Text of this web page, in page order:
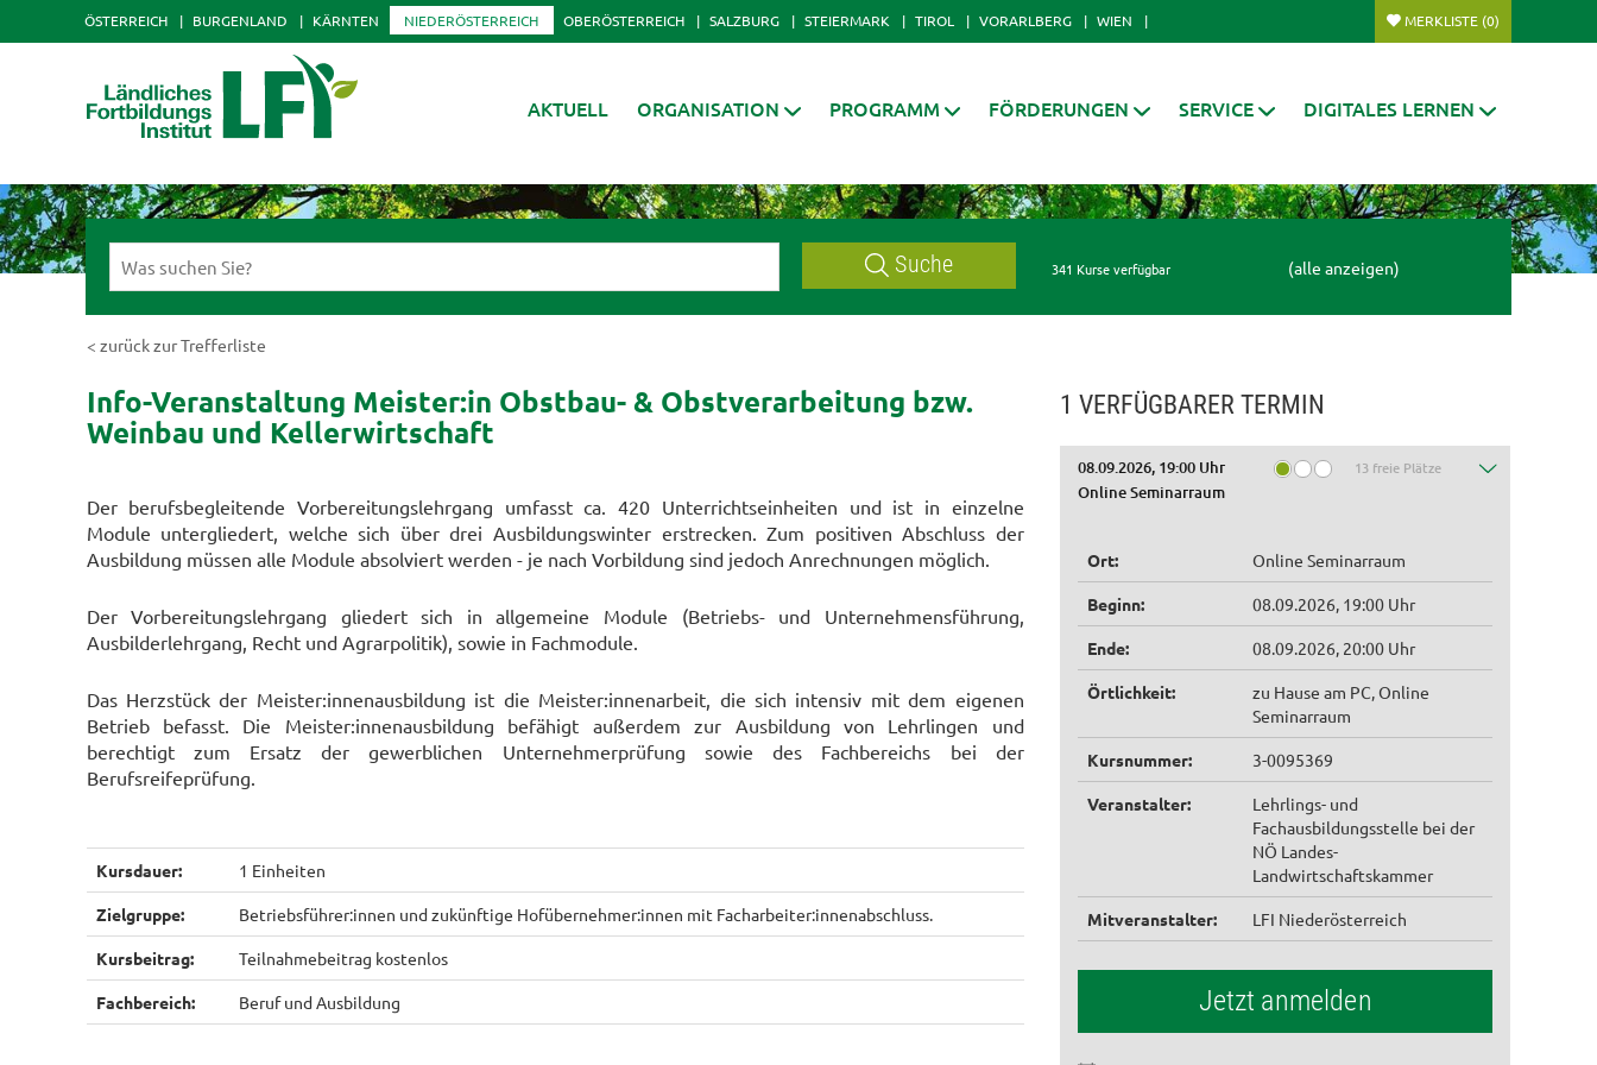
ÖSTERREICH BURGENLAND KÄRNTEN NIEDERÖSTERREICH OBERÖSTERREICH SALZBURG STEIERMARK TIROL VORARLBERG WIEN MERKLISTE (0)
AKTUELL ORGANISATION PROGRAMM FÖRDERUNGEN SERVICE DIGITALES LERNEN
Suche 341 Kurse verfügbar (alle anzeigen)
< zurück zur Trefferliste
Info-Veranstaltung Meister:in Obstbau- & Obstverarbeitung bzw.
Weinbau und Kellerwirtschaft
Der berufsbegleitende Vorbereitungslehrgang umfasst ca. 420 Unterrichtseinheiten und ist in einzelne
Module untergliedert, welche sich über drei Ausbildungswinter erstrecken. Zum positiven Abschluss der
Ausbildung müssen alle Module absolviert werden - je nach Vorbildung sind jedoch Anrechnungen möglich.
Der Vorbereitungslehrgang gliedert sich in allgemeine Module (Betriebs- und Unternehmensführung,
Ausbilderlehrgang, Recht und Agrarpolitik), sowie in Fachmodule.
Das Herzstück der Meister:innenausbildung ist die Meister:innenarbeit, die sich intensiv mit dem eigenen
Betrieb befasst. Die Meister:innenausbildung befähigt außerdem zur Ausbildung von Lehrlingen und
berechtigt zum Ersatz der gewerblichen Unternehmerprüfung sowie des Fachbereichs bei der
Berufsreifeprüfung.
Kursdauer: 1 Einheiten
Zielgruppe: Betriebsführer:innen und zukünftige Hofübernehmer:innen mit Facharbeiter:innenabschluss.
Kursbeitrag: Teilnahmebeitrag kostenlos
Fachbereich: Beruf und Ausbildung
1 VERFÜGBARER TERMIN
08.09.2026, 19:00 Uhr 13 freie Plätze
Online Seminarraum
Ort: Online Seminarraum
Beginn: 08.09.2026, 19:00 Uhr
Ende: 08.09.2026, 20:00 Uhr
Örtlichkeit:
zu Hause am PC, Online
Seminarraum
Kursnummer: 3-0095369
Veranstalter:
Lehrlings- und
Fachausbildungsstelle bei der
NÖ Landes-
Landwirtschaftskammer
Mitveranstalter: LFI Niederösterreich
Jetzt anmelden